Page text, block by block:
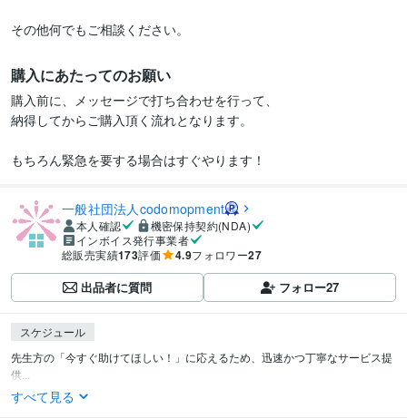
その他何でもご相談ください。
購入にあたってのお願い
購入前に、メッセージで打ち合わせを行って、
納得してからご購入頂く流れとなります。
もちろん緊急を要する場合はすぐやります！
一般社団法人codomopment
本人確認
機密保持契約(NDA)
インボイス発行事業者
総販売実績173評価 4.9フォロワー27
出品者に質問 フォロー27
スケジュール
先生方の「今すぐ助けてほしい！」に応えるため、迅速かつ丁寧なサービス提
供...
すべて見る